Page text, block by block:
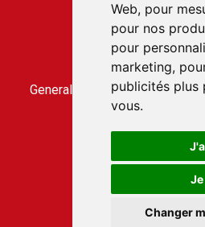
Web, pour
pour nos
pour
marketing,
publicités plus
vous.
Changer
Accès
Contact
Terms and
General
General terms and conditions
CLICBUS
Design &amp; production